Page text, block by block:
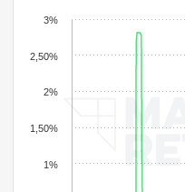
1%
1,50%
2%
2,50%
3%